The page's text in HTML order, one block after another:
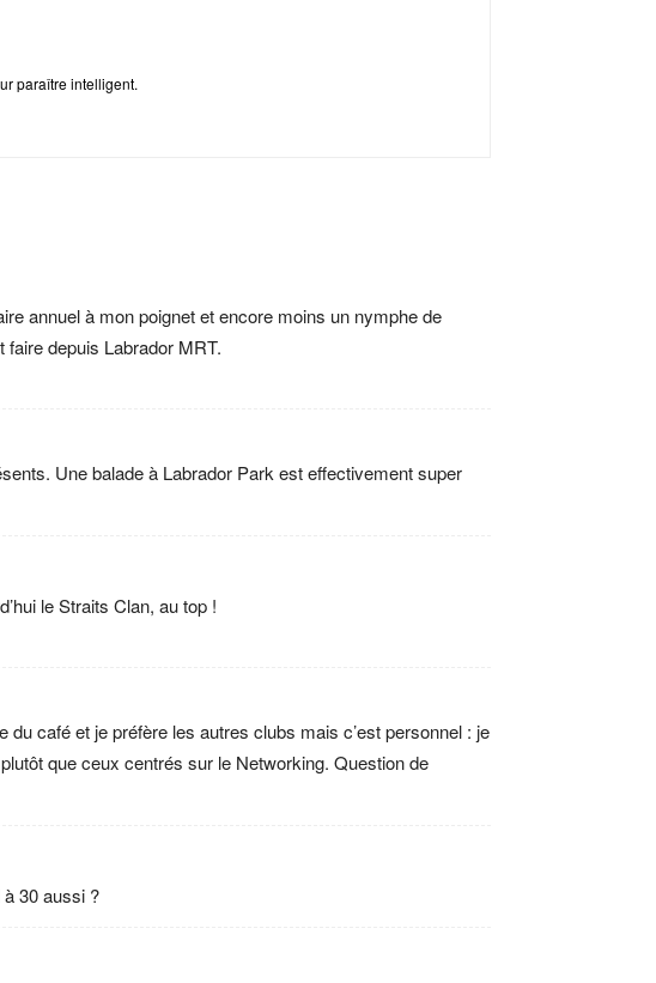
paraître intelligent.
annuel à mon poignet et encore moins un nymphe de
faire depuis Labrador MRT.
Une balade à Labrador Park est effectivement super
le Straits Clan, au top !
café et je préfère les autres clubs mais c’est personnel : je
que ceux centrés sur le Networking. Question de
30 aussi ?